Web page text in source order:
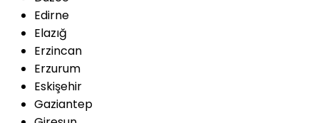
Edirne
Elazığ
Erzincan
Erzurum
Eskişehir
Gaziantep